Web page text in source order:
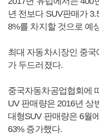
년 전보다 SUV판매가
8%를 차지할 것으로 예
최대 자동차시장인 중국
가 두드러졌다.
중국자동차공업협회에
UV 판매량은 2016년 상
대형SUV 판매량은 6월
63% 증가했다.